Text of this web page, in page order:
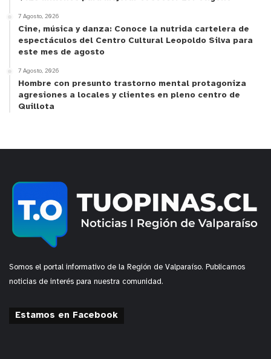
7 Agosto, 2026
Cine, música y danza: Conoce la nutrida cartelera de
espectáculos del Centro Cultural Leopoldo Silva para
este mes de agosto
7 Agosto, 2026
Hombre con presunto trastorno mental protagoniza
agresiones a locales y clientes en pleno centro de
Quillota
Somos el portal informativo de la Región de Valparaíso. Publicamos
noticias de interés para nuestra comunidad.
Estamos en Facebook